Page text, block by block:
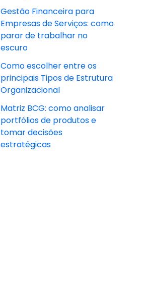
Gestão Financeira para
Empresas de Serviços: como
parar de trabalhar no
escuro
Como escolher entre os
principais Tipos de Estrutura
Organizacional
Matriz BCG: como analisar
portfólios de produtos e
tomar decisões
estratégicas